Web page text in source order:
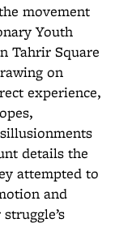
movement
Youth
Tahrir Square
on
experience,
details the
attempted to
and